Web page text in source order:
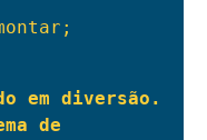
em diversão.
de